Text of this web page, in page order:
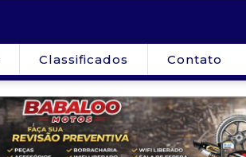
Classificados Contato